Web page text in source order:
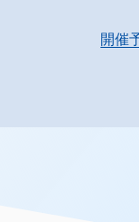
開催